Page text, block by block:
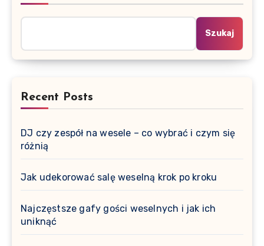
Szukaj
Recent Posts
DJ czy zespół na wesele – co wybrać i czym się
różnią
Jak udekorować salę weselną krok po kroku
Najczęstsze gafy gości weselnych i jak ich
uniknąć